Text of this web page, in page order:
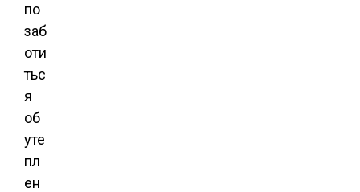
по
заб
оти
тьс
я
об
уте
пл
ен